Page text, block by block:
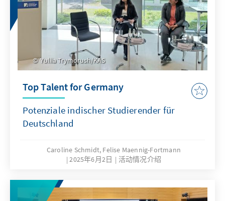
Yuliia Trymorush/KAS
Top Talent for Germany
Potenziale indischer Studierender für
Deutschland
Caroline Schmidt, Felise Maennig-Fortmann
2025年6月2日
活动情况介绍